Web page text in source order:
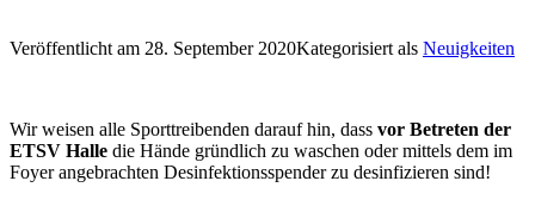
Veröffentlicht am 28. September 2020Kategorisiert als Neuigkeiten
Wir weisen alle Sporttreibenden darauf hin, dass vor Betreten der
ETSV Halle die Hände gründlich zu waschen oder mittels dem im
Foyer angebrachten Desinfektionsspender zu desinfizieren sind!